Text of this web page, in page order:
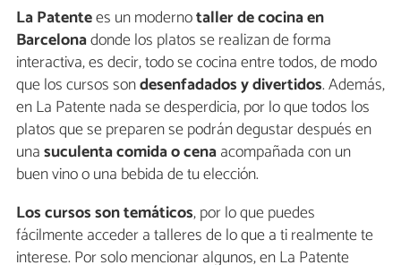
La Patentees un modernotaller de cocina en
Barcelonadonde los platos se realizan de forma
interactiva, es decir, todo se cocina entre todos, de modo
que los cursos sondesenfadados y divertidos. Además,
en La Patente nada se desperdicia, por lo que todos los
platos que se preparen se podrán degustar después en
unasuculenta comida o cenaacompañada con un
buen vino o una bebida de tu elección.
Los cursos son temáticos, por lo que puedes
fácilmente acceder a talleres de lo que a ti realmente te
interese. Por solo mencionar algunos, en La Patente